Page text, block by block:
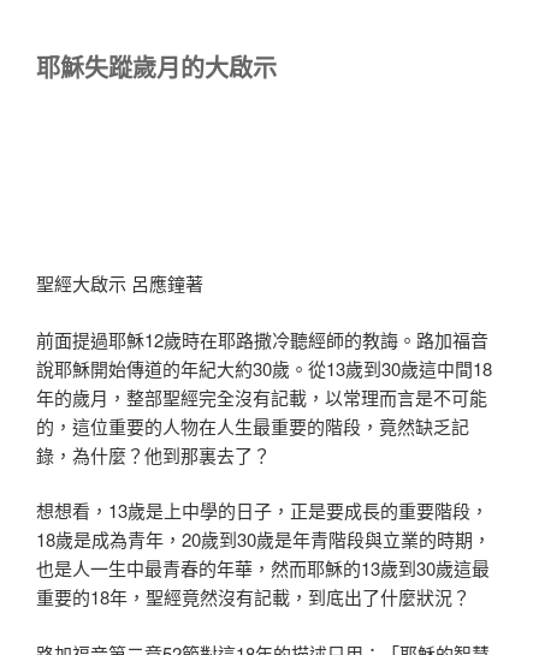
耶穌失蹤歲月的大啟示
聖經大啟示 呂應鐘著
前面提過耶穌12歲時在耶路撒冷聽經師的教誨。路加福音
說耶穌開始傳道的年紀大約30歲。從13歲到30歲這中間18
年的歲月，整部聖經完全沒有記載，以常理而言是不可能
的，這位重要的人物在人生最重要的階段，竟然缺乏記
錄，為什麼？他到那裏去了？
想想看，13歲是上中學的日子，正是要成長的重要階段，
18歲是成為青年，20歲到30歲是年青階段與立業的時期，
也是人一生中最青春的年華，然而耶穌的13歲到30歲這最
重要的18年，聖經竟然沒有記載，到底出了什麼狀況？